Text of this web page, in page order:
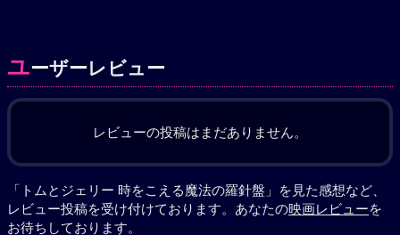
ユーザーレビュー
レビューの投稿はまだありません。
「トムとジェリー 時をこえる魔法の羅針盤」を見た感想など、
レビュー投稿を受け付けております。あなたの映画レビューを
お待ちしております。